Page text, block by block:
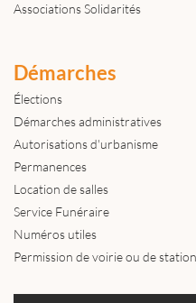
Associations Solidarités
Démarches
Élections
Démarches administratives
Autorisations d'urbanisme
Permanences
Location de salles
Service Funéraire
Numéros utiles
Permission de voirie ou de